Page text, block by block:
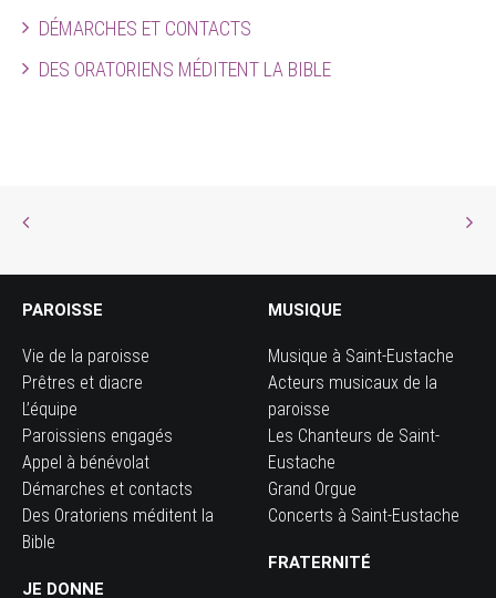
DÉMARCHES ET CONTACTS
DES ORATORIENS MÉDITENT LA BIBLE
PAROISSE
Vie de la paroisse
Prêtres et diacre
L’équipe
Paroissiens engagés
Appel à bénévolat
Démarches et contacts
Des Oratoriens méditent la
Bible
JE DONNE
MUSIQUE
Musique à Saint-Eustache
Acteurs musicaux de la
paroisse
Les Chanteurs de Saint-
Eustache
Grand Orgue
Concerts à Saint-Eustache
FRATERNITÉ